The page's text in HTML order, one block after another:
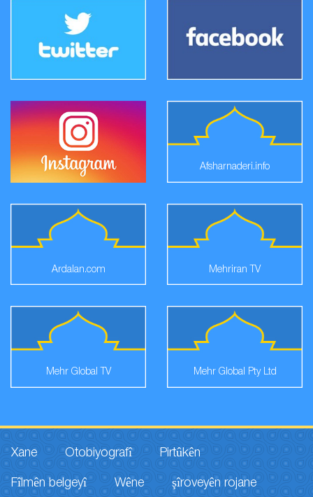
Afsharnaderi.info
Ardalan.com Mehriran TV
Mehr Global TV Mehr Global Pty Ltd
Xane Otobiyografî Pirtûkên
Fîlmên belgeyî Wêne şîroveyên rojane